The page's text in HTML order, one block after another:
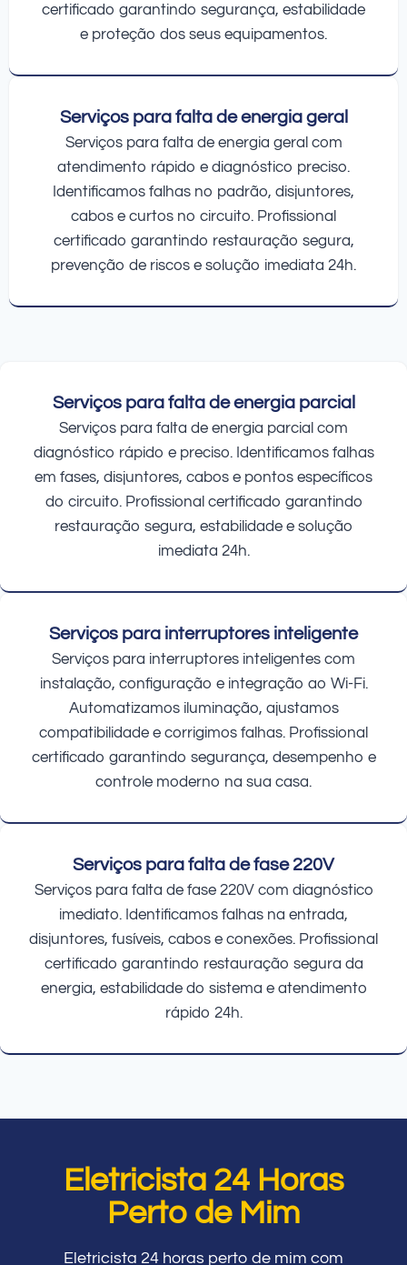
certificado garantindo segurança, estabilidade
e proteção dos seus equipamentos.
Serviços para falta de energia geral
Serviços para falta de energia geral com
atendimento rápido e diagnóstico preciso.
Identificamos falhas no padrão, disjuntores,
cabos e curtos no circuito. Profissional
certificado garantindo restauração segura,
prevenção de riscos e solução imediata 24h.
Serviços para falta de energia parcial
Serviços para falta de energia parcial com
diagnóstico rápido e preciso. Identificamos falhas
em fases, disjuntores, cabos e pontos específicos
do circuito. Profissional certificado garantindo
restauração segura, estabilidade e solução
imediata 24h.
Serviços para interruptores inteligente
Serviços para interruptores inteligentes com
instalação, configuração e integração ao Wi-Fi.
Automatizamos iluminação, ajustamos
compatibilidade e corrigimos falhas. Profissional
certificado garantindo segurança, desempenho e
controle moderno na sua casa.
Serviços para falta de fase 220V
Serviços para falta de fase 220V com diagnóstico
imediato. Identificamos falhas na entrada,
disjuntores, fusíveis, cabos e conexões. Profissional
certificado garantindo restauração segura da
energia, estabilidade do sistema e atendimento
rápido 24h.
Eletricista 24 Horas
Perto de Mim
Eletricista 24 horas perto de mim com